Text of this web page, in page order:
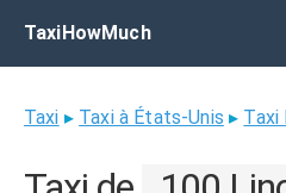
TaxiHowMuch
Taxi ▸ Taxi à États-Unis ▸ Taxi